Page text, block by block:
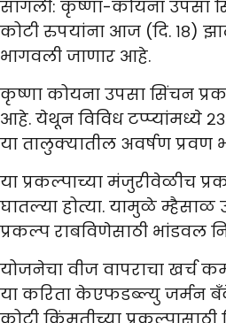
सांगली: कृष्णा-कोयना उपसा
कोटी रुपयांना आज (दि. १८)
भागवली जाणार आहे.
कृष्णा कोयना उपसा सिंचन
आहे. येथून विविध टप्प्यांमध्ये
या तालुक्यातील अवर्षण प्रवण
या प्रकल्पाच्या मंजुरीवेळीच
घातल्या होत्या. यामुळे म्हैसाळ
प्रकल्प राबविणेसाठी भांडवल
योजनेचा वीज वापराचा खर्च
या करिता केएफडब्ल्यु जर्मन